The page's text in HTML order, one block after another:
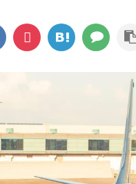
水中撮影レビュー｜海
すめ？初心者でも使い
野で絶大な人気を誇る
えるの？海で使ってみた
が購入してから５年間実
良い点と残念な点を書い
2019.5.17追記 DJIから、
ョンカム「Osmo
した。 こちらは、GoPro
きを読む